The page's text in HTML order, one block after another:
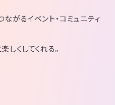
がるイベント・コミュニティ
しくしてくれる。